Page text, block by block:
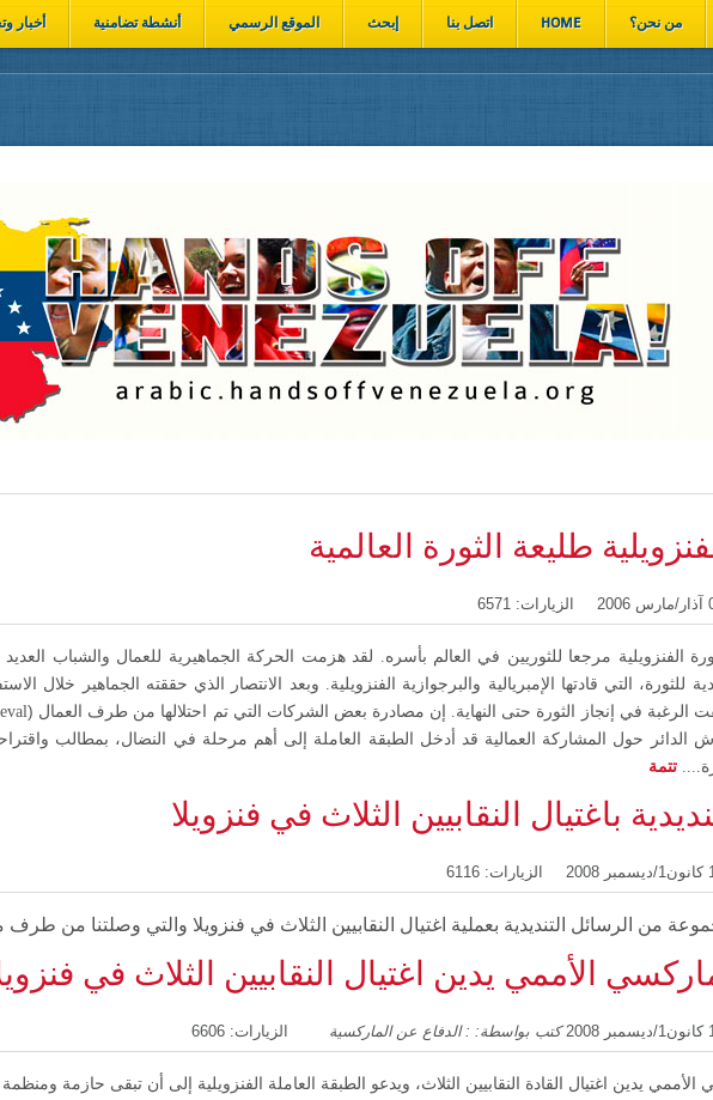
من نحن؟ HOME اتصل بنا إبحث الموقع الرسمي أنشطة تضامنية أخبار
طليعة الثورة العالمية
الزيارات: 6571
الفنزويلية مرجعا للثوريين في العالم بأسره. لقد هزمت الحركة الجماهيرية للعمال والشباب
للثورة، التي قادتها الإمبريالية والبرجوازية الفنزويلية. وبعد الانتصار الذي حققته الجماهير خلال
الرغبة في إنجاز الثورة حتى النهاية. إن مصادرة بعض الشركات التي تم احتلالها من طرف العمال (
الدائر حول المشاركة العمالية قد أدخل الطبقة العاملة إلى أهم مرحلة في النضال، بمطالب
تتمة
باغتيال النقابيين الثلاث في فنزويلا
الزيارات: 6116
من الرسائل التنديدية بعملية اغتيال النقابيين الثلاث في فنزويلا والتي وصلتنا من طرف
الأممي يدين اغتيال النقابيين الثلاث في
كتب بواسطة: : الدفاع عن الماركسية الزيارات: 6606
الأممي يدين اغتيال القادة النقابيين الثلاث، ويدعو الطبقة العاملة الفنزويلية إلى أن تبقى حازمة